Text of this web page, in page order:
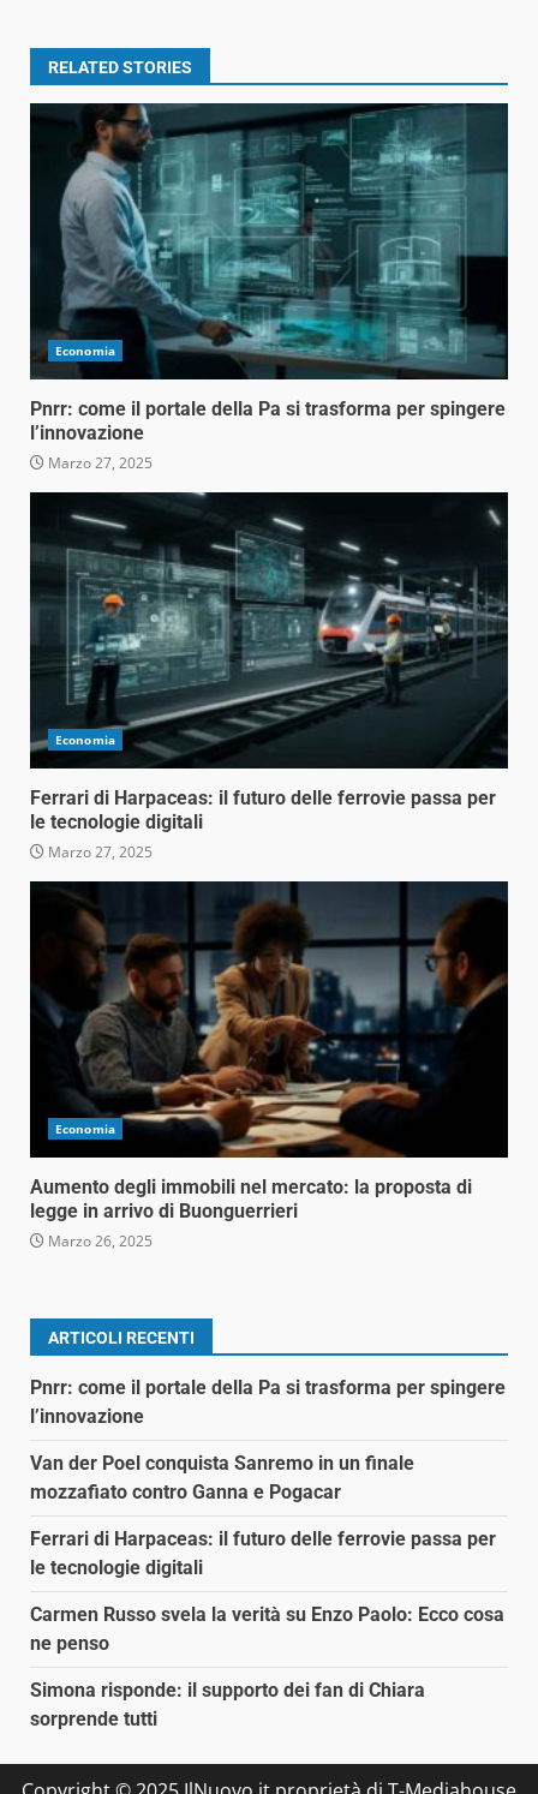
RELATED STORIES
Economia
Pnrr: come il portale della Pa si trasforma per spingere
l’innovazione
Marzo 27, 2025
Economia
Ferrari di Harpaceas: il futuro delle ferrovie passa per
le tecnologie digitali
Marzo 27, 2025
Economia
Aumento degli immobili nel mercato: la proposta di
legge in arrivo di Buonguerrieri
Marzo 26, 2025
ARTICOLI RECENTI
Pnrr: come il portale della Pa si trasforma per spingere
l’innovazione
Van der Poel conquista Sanremo in un finale
mozzafiato contro Ganna e Pogacar
Ferrari di Harpaceas: il futuro delle ferrovie passa per
le tecnologie digitali
Carmen Russo svela la verità su Enzo Paolo: Ecco cosa
ne penso
Simona risponde: il supporto dei fan di Chiara
sorprende tutti